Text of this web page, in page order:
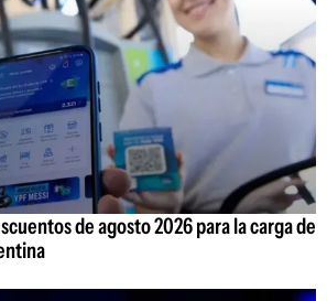
de agosto 2026 para la carga de